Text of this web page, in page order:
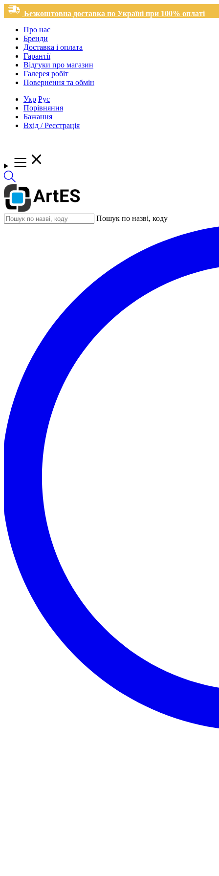
Безкоштовна доставка по Україні при 100% оплаті
Про нас
Бренди
Доставка і оплата
Гарантії
Відгуки про магазин
Галерея робіт
Повернення та обмін
Укр Рус
Порівняння
Бажання
Вхід / Реєстрація
Пошук по назві, коду